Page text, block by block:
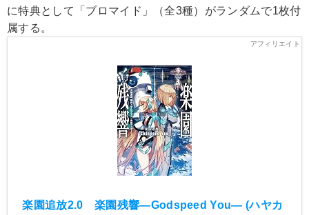
に特典として「ブロマイド」（全3種）がランダムで1枚付
属する。
楽園追放2.0 楽園残響―Godspeed You― (ハヤカ